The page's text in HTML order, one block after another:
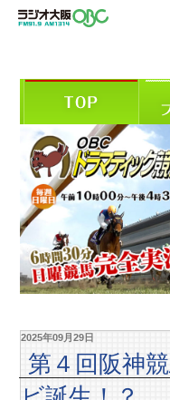
2025年09月29日
第４回阪神